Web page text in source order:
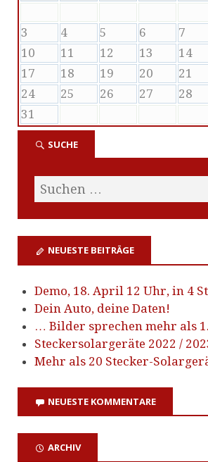
3
4 5 6 7
10
11 12 13 14
17
18 19 20 21
24
25 26 27 28
31
SUCHE
NEUESTE BEITRÄGE
Demo, 18. April 12 Uhr, in 4
Dein Auto, deine Daten!
… Bilder sprechen mehr als
Steckersolargeräte 2022 /
Mehr als 20 Stecker-
NEUESTE KOMMENTARE
ARCHIV